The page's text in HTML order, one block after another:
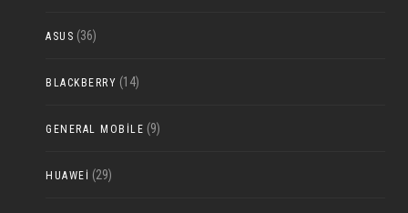
ASUS (36)
BLACKBERRY (14)
GENERAL MOBILE (9)
HUAWEI (29)